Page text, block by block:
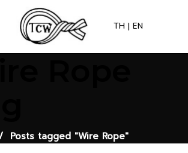
TH | EN
Posts tagged "Wire Rope"